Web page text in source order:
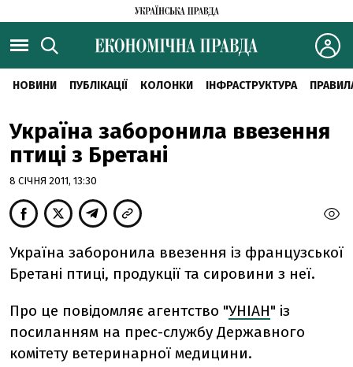
НОВИНИ ПУБЛІКАЦІЇ КОЛОНКИ ІНФРАСТРУКТУРА
Україна заборонила ввезення
птиці з Бретані
8 СІЧНЯ 2011, 13:30
Україна заборонила ввезення із французської
Бретані птиці, продукції та сировини з неї.
Про це повідомляє агентство "УНІАН" із
посиланням на прес-службу Державного
комітету ветеринарної медицини.